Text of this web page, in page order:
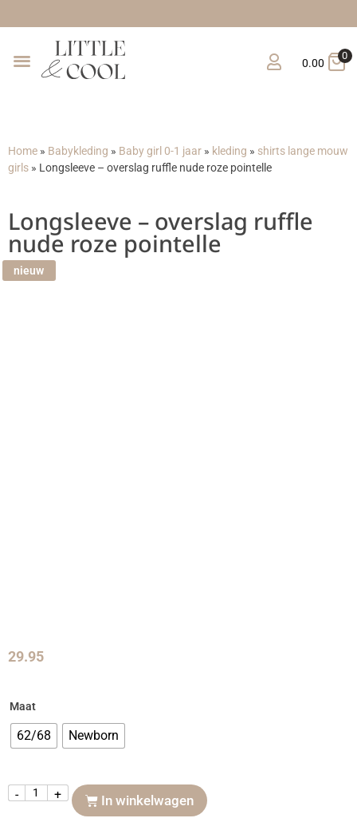
0.00
0
Home » Babykleding » Baby girl 0-1 jaar » kleding » shirts lange mouw
girls » Longsleeve – overslag ruffle nude roze pointelle
Longsleeve – overslag ruffle
nude roze pointelle
nieuw
29.95
Maat
62/68 Newborn
- + In winkelwagen